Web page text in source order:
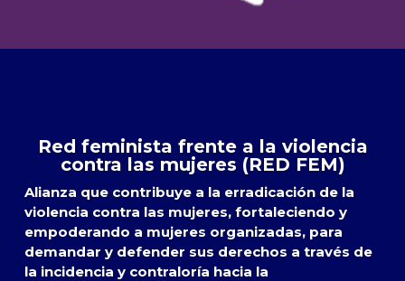
Red feminista frente a la violencia
contra las mujeres (RED FEM)
Alianza que contribuye a la erradicación de la
violencia contra las mujeres, fortaleciendo y
empoderando a mujeres organizadas, para
demandar y defender sus derechos a través de
la incidencia y contraloría hacia la